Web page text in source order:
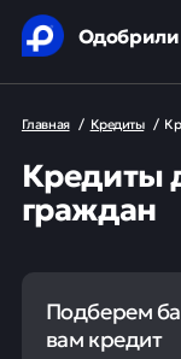
Одобрили
Главная / Кредиты /
Кредиты
граждан
Подберем
вам кредит